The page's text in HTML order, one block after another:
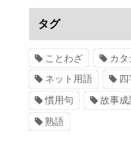
タグ
ことわざ カタ
ネット用語
慣用句
故事成
熟語